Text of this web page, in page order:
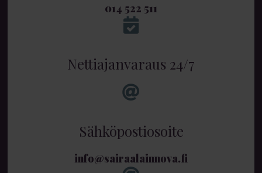
014 522 511
Nettiajanvaraus 24/7
Sähköpostiosoite
info@sairaalainnova.fi